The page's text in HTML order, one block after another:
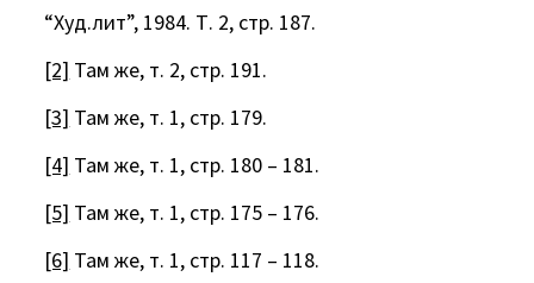
“Худ.лит”, 1984. Т. 2, стр. 187.
[2] Там же, т. 2, стр. 191.
[3] Там же, т. 1, стр. 179.
[4] Там же, т. 1, стр. 180 – 181.
[5] Там же, т. 1, стр. 175 – 176.
[6] Там же, т. 1, стр. 117 – 118.